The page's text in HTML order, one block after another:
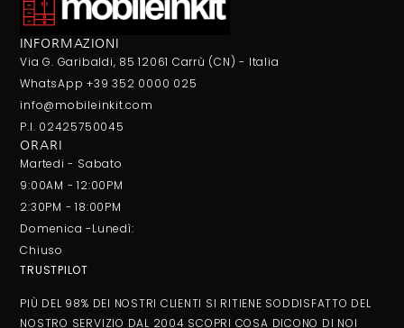
INFORMAZIONI
Via G. Garibaldi, 85 12061 Carrù (CN) - Italia
WhatsApp +39 352 0000 025
info@mobileinkit.com
P.I. 02425750045
ORARI
Martedi - Sabato
9:00AM - 12:00PM
2:30PM - 18:00PM
Domenica -Lunedì:
Chiuso
TRUSTPILOT
PIÙ DEL 98% DEI NOSTRI CLIENTI SI RITIENE SODDISFATTO DEL
NOSTRO SERVIZIO DAL 2004 SCOPRI COSA DICONO DI NOI